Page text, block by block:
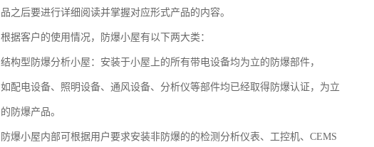
品之后要进行详细阅读并掌握对应形式产品的内容。
根据客户的使用情况，防爆小屋有以下两大类：
结构型防爆分析小屋：安装于小屋上的所有带电设备均为立的防爆部件，
如配电设备、照明设备、通风设备、分析仪等部件均已经取得防爆认证，为立
的防爆产品。
防爆小屋内部可根据用户要求安装非防爆的的检测分析仪表、工控机、CEMS